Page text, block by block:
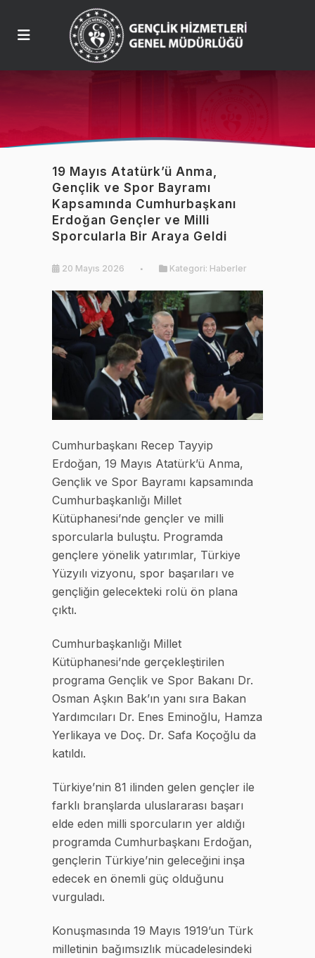
19 Mayıs Atatürk’ü Anma,
Gençlik ve Spor Bayramı
Kapsamında Cumhurbaşkanı
Erdoğan Gençler ve Milli
Sporcularla Bir Araya Geldi
20 Mayıs 2026 Kategori: Haberler
Cumhurbaşkanı Recep Tayyip
Erdoğan, 19 Mayıs Atatürk’ü Anma,
Gençlik ve Spor Bayramı kapsamında
Cumhurbaşkanlığı Millet
Kütüphanesi’nde gençler ve milli
sporcularla buluştu. Programda
gençlere yönelik yatırımlar, Türkiye
Yüzyılı vizyonu, spor başarıları ve
gençliğin gelecekteki rolü ön plana
çıktı.
Cumhurbaşkanlığı Millet
Kütüphanesi’nde gerçekleştirilen
programa Gençlik ve Spor Bakanı Dr.
Osman Aşkın Bak’ın yanı sıra Bakan
Yardımcıları Dr. Enes Eminoğlu, Hamza
Yerlikaya ve Doç. Dr. Safa Koçoğlu da
katıldı.
Türkiye’nin 81 ilinden gelen gençler ile
farklı branşlarda uluslararası başarı
elde eden milli sporcuların yer aldığı
programda Cumhurbaşkanı Erdoğan,
gençlerin Türkiye’nin geleceğini inşa
edecek en önemli güç olduğunu
vurguladı.
Konuşmasında 19 Mayıs 1919’un Türk
milletinin bağımsızlık mücadelesindeki